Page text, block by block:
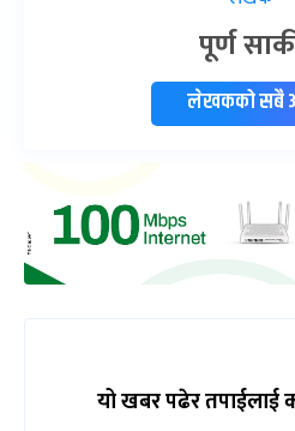
पूर्ण
लेखकको सबै
यो खबर पढेर तपाईलाई